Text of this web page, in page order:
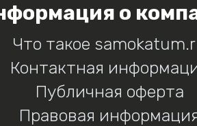
о
Что такое
Контактная
Публичная оферта
Правовая